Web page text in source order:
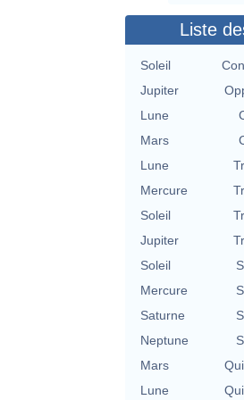
Liste
Soleil
Jupiter
Lune
Mars
Lune
Mercure
Soleil
Jupiter
Soleil
Mercure
Saturne
Neptune
Mars
Lune